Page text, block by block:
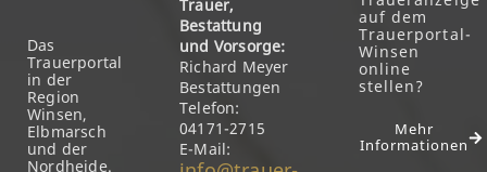
Das
Trauerportal
in der
Region
Winsen,
Elbmarsch
und der
Nordheide.
Trauer,
Bestattung
und Vorsorge:
Richard Meyer
Bestattungen
Telefon:
04171-2715
E-Mail:
auf dem
Trauerportal-
Winsen
online
stellen?
Mehr
Informationen